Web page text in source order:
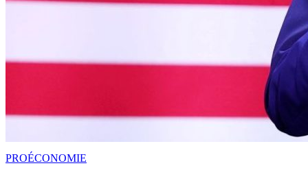
PROÉCONOMIE